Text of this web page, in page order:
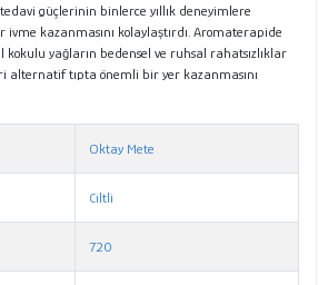
güçlerinin binlerce yıllık deneyimlere
kazanmasını kolaylaştırdı. Aromaterapide
kokulu yağların bedensel ve ruhsal rahatsızlıklar
alternatif tıpta önemli bir yer kazanmasını
Oktay Mete
Ciltli
720